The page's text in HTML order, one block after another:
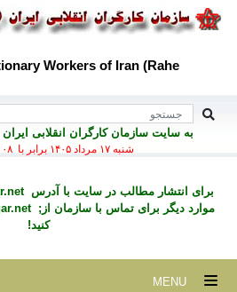
Workers of Iran (Rahe
به سايت سازمان کارگران انقلابی
شنبه ۱۷ مرداد ۱۴۰۵ برابر با ۰۸ اگوست ۲۰۲۶
برای انتشار مطالب در سايت با آدرس
موارد ديگر برای تماس با سازمان از;
کنید!